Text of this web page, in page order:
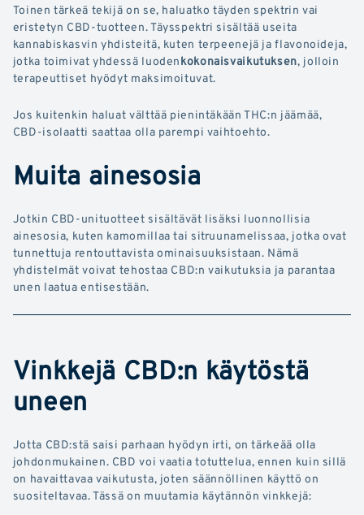
Toinen tärkeä tekijä on se, haluatko täyden spektrin vai
eristetyn CBD-tuotteen. Täysspektri sisältää useita
kannabiskasvin yhdisteitä, kuten terpeenejä ja flavonoideja,
jotka toimivat yhdessä luodenkokonaisvaikutuksen, jolloin
terapeuttiset hyödyt maksimoituvat.
Jos kuitenkin haluat välttää pienintäkään THC:n jäämää,
CBD-isolaatti saattaa olla parempi vaihtoehto.
Muita ainesosia
Jotkin CBD-unituotteet sisältävät lisäksi luonnollisia
ainesosia, kuten kamomillaa tai sitruunamelissaa, jotka ovat
tunnettuja rentouttavista ominaisuuksistaan. Nämä
yhdistelmät voivat tehostaa CBD:n vaikutuksia ja parantaa
unen laatua entisestään.
Vinkkejä CBD:n käytöstä
uneen
Jotta CBD:stä saisi parhaan hyödyn irti, on tärkeää olla
johdonmukainen. CBD voi vaatia totuttelua, ennen kuin sillä
on havaittavaa vaikutusta, joten säännöllinen käyttö on
suositeltavaa. Tässä on muutamia käytännön vinkkejä: